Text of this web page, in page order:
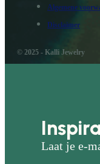
Algemene
Disclaimer
© 2025 - Kalli Jewelry
Laat je e-